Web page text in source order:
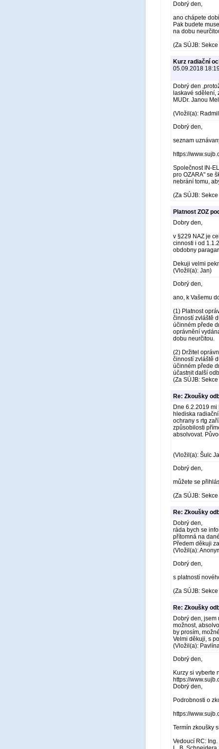
Dobrý den,
ano chápete
Pak budete
na dobu
(Za SÚJB:
Kurz radiační
05.09.2018
Dobrý den
laskavé sdělení,
MUDr. Janou
(Vložil(a):
Dobrý den,
seznam
https://
Společnost IN-
pro OZARA" se
nebrání tomu,
(Za SÚJB:
Platnost ZOZ
Dobry den,
v §229 NAZ je
cinnosti i od
obdobny
Dekuji velmi
(Vložil(a): Jan)
Dobrý den,
ano, k Vašemu
(1) Platnost
činností zvláště
účinném přede
oprávnění
dobu neurčitou.
(2) Držitel
činností zvláště
účinném přede
účastnit další
(Za SÚJB:
Re: Zkoušky
Dne 6.2.2019
hlediska
ochrany s rtg
způsobilosti
absolvovat.
(Vložil(a): Šulc
Dobrý den,
můžete se
(Za SÚJB:
Re: Zkoušky
Dobrý den,
ráda bych se
přítomná na
Předem děkuji
(Vložil(a):
Dobrý den,
s platností
(Za SÚJB:
Re: Zkoušky
Dobrý den,
možnost,
by prosím,
Velmi děkuji, s
(Vložil(a):
Dobrý den,
Kurzy si vyberte
https://
Dobrý den,
Podrobnosti o
https://
Termín zkoušky
Vedoucí RC: